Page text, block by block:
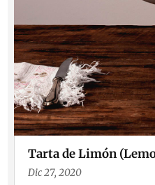
Tarta de Limón
Dic 27, 2020